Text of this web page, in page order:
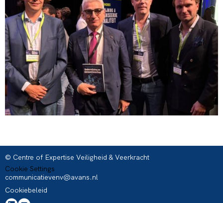
© Centre of Expertise Veiligheid & Veerkracht
Cookie Settings
communicatievenv@avans.nl
Cookiebeleid